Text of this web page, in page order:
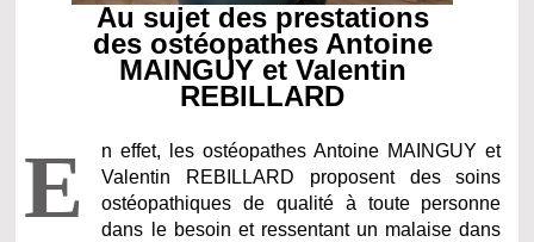
Au sujet des prestations
des ostéopathes Antoine
MAINGUY et Valentin
REBILLARD
E
n effet, les ostéopathes Antoine MAINGUY et
Valentin REBILLARD proposent des soins
ostéopathiques de qualité à toute personne
dans le besoin et ressentant un malaise dans